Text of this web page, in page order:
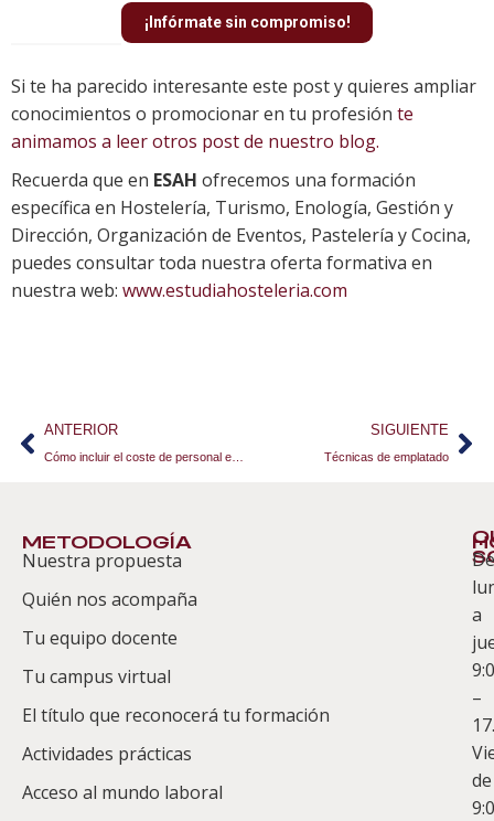
¡Infórmate sin compromiso!
Si te ha parecido interesante este post y quieres ampliar
conocimientos o promocionar en tu profesión te
animamos a leer otros post de nuestro blog.
Recuerda que en ESAH ofrecemos una formación
específica en Hostelería, Turismo, Enología, Gestión y
Dirección, Organización de Eventos, Pastelería y Cocina,
puedes consultar toda nuestra oferta formativa en
nuestra web: www.estudiahosteleria.com
ANTERIOR SIGUIENTE
Técnicas de emplatado
METODOLOGÍA
Nuestra propuesta
Quién nos acompaña
Tu equipo docente
Tu campus virtual
El título que reconocerá tu formación
Actividades prácticas
Acceso al mundo laboral
Te
De
a
–
de